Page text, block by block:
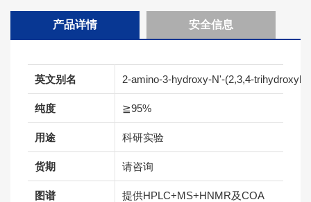
产品详情 安全信息
英文别名 2-amino-3-hydroxy-N'-(2,3,4-
纯度 ≧95%
用途 科研实验
货期 请咨询
图谱 提供HPLC+MS+HNMR及COA